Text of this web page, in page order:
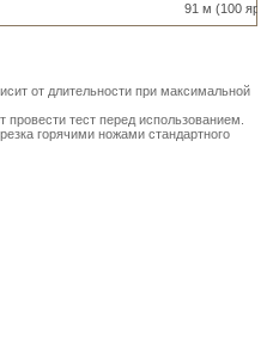
91 м (100
от длительности при максимальной
тест перед использованием.
горячими ножами стандартного